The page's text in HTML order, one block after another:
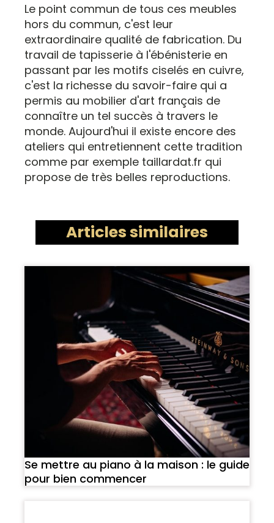
Le point commun de tous ces meubles
hors du commun, c'est leur
extraordinaire qualité de fabrication. Du
travail de tapisserie à l'ébénisterie en
passant par les motifs ciselés en cuivre,
c'est la richesse du savoir-faire qui a
permis au mobilier d'art français de
connaître un tel succès à travers le
monde. Aujourd'hui il existe encore des
ateliers qui entretiennent cette tradition
comme par exemple taillardat.fr qui
propose de très belles reproductions.
Articles similaires
Se mettre au piano à la maison : le guide
pour bien commencer